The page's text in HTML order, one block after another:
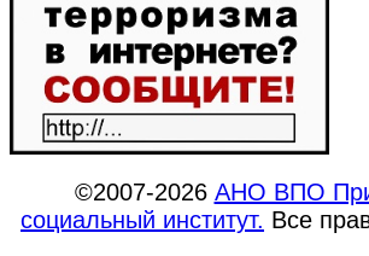
©2007-2026 АНО ВПО
социальный институт. Все